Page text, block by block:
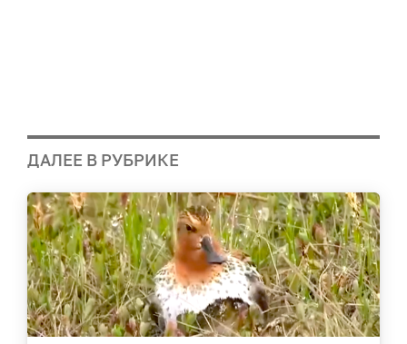
ДАЛЕЕ В РУБРИКЕ